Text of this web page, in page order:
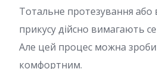
Тотальне протезування або
прикусу дійсно вимагають
Але цей процес можна
комфортним.